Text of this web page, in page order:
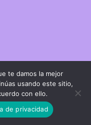
te damos la mejor
usando este sitio,
con ello.
de privacidad